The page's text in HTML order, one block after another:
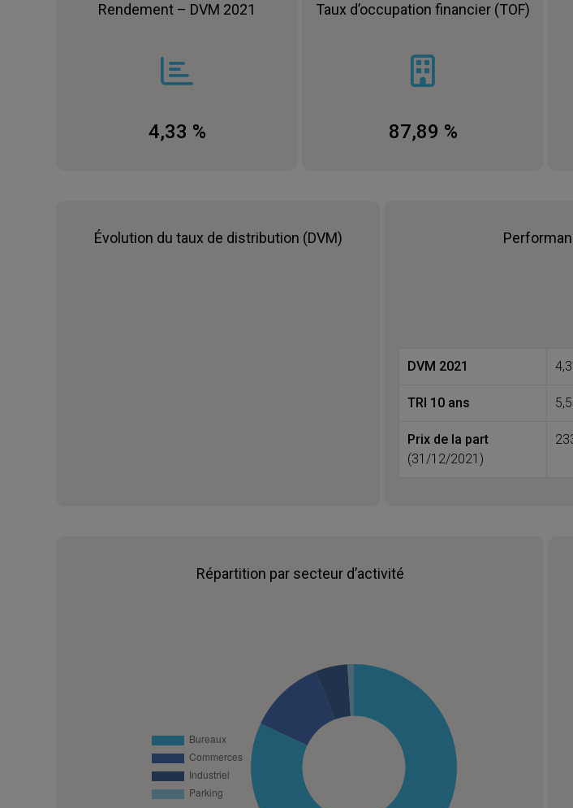
Rendement – DVM 2021
4,33 %
Taux d’occupation financier (TOF)
87,89 %
Évolution du taux de distribution (DVM)
DVM 2021
TRI 10 ans
Prix de la part
(31/12/2021)
Répartition par secteur d’activité